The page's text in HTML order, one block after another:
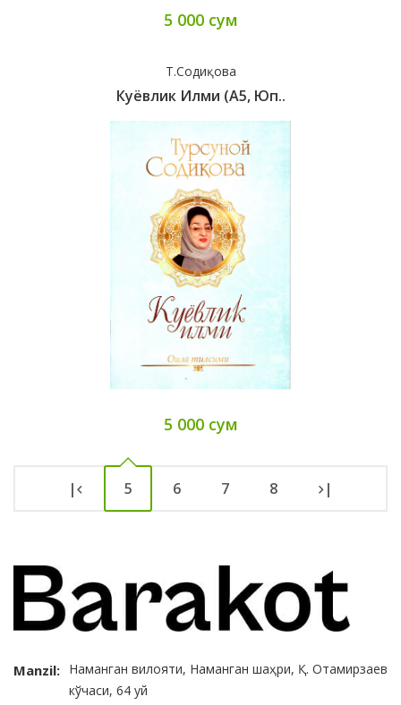
5 000 сум
Т.Содиқова
Куёвлик Илми (А5, Юп..
5 000 сум
| 5 6 7 8 |
Manzil: Наманган вилояти, Наманган шаҳри, Қ. Отамирзаев
кўчаси, 64 уй